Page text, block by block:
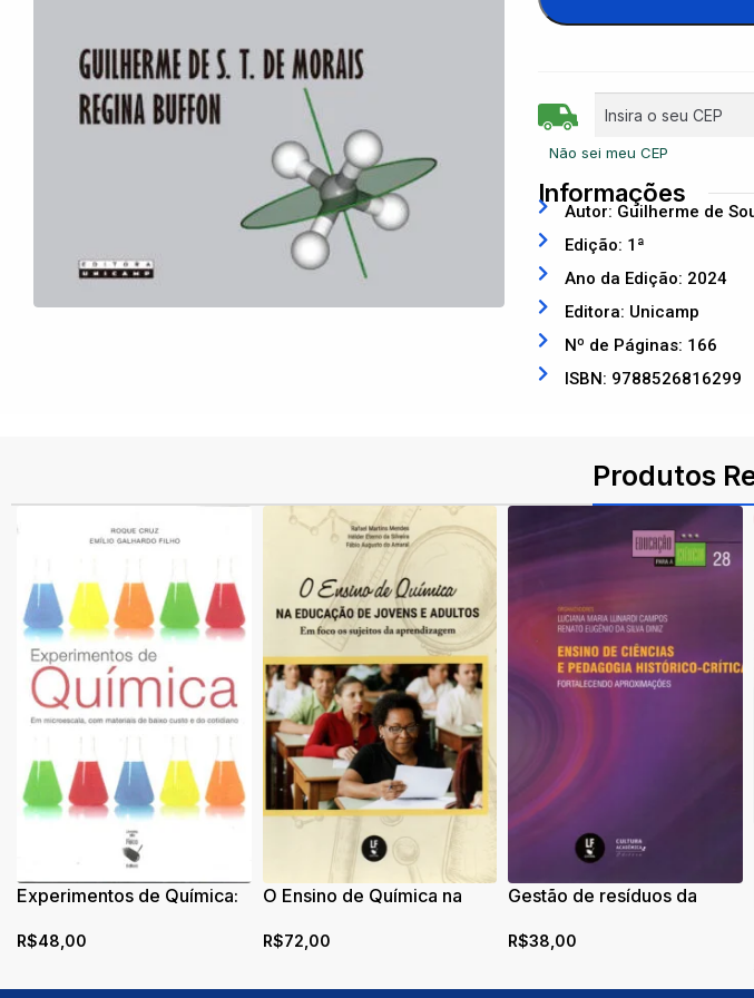
Não sei meu CEP
Informações
Autor: Guilherme de
Edição: 1ª
Ano da Edição: 2024
Editora: Unicamp
Nº de Páginas: 166
ISBN: 9788526816299
Produtos
Experimentos de Química:
materiais de baixo custo e
R$48,00
O Ensino de Química na
adultos: em foco os sujeitos
R$72,00
Gestão de resíduos da
enfoque ciência,
perspectivas para a
R$38,00